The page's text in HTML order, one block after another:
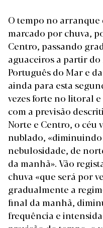
O tempo no arranque
marcado por chuva,
Centro, passando
aguaceiros a partir
Português do Mar e
ainda para esta
vezes forte no litoral
com a previsão
Norte e Centro, o céu
nublado,
nebulosidade, de
da manhã». Vão
chuva «que será por
gradualmente a
final da manhã,
frequência e